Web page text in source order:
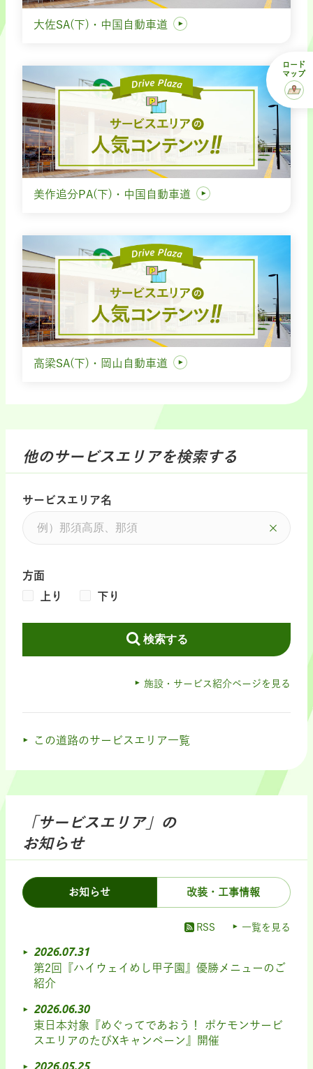
大佐SA(下)・中国自動車道
美作追分PA(下)・中国自動車道
高梁SA(下)・岡山自動車道
他のサービスエリアを検索する
サービスエリア名
方面
上り
下り
検索する
施設・サービス紹介ページを見る
この道路のサービスエリア一覧
「サービスエリア」の
お知らせ
お知らせ 改装・工事情報
RSS 一覧を見る
2026.07.31
第2回『ハイウェイめし甲子園』優勝メニューのご
紹介
2026.06.30
東日本対象『めぐってであおう！ ポケモンサービ
スエリアのたびXキャンペーン』開催
2026.05.25
ロード
マップ